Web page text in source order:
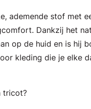
ademende stof met
Dankzij het
op de huid en is hij
kleding die je elke
tricot?